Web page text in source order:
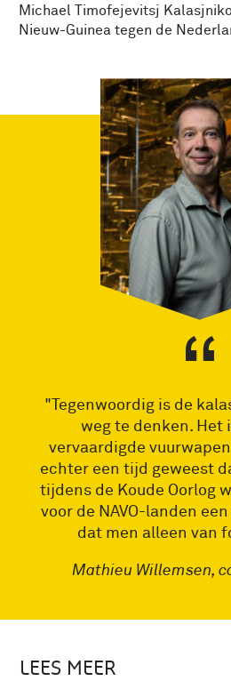
Michael Timofejevitsj
Nieuw-Guinea tegen de
"Tegenwoordig is de
weg te denken. Het
vervaardigde
echter een tijd geweest
tijdens de Koude Oorlog
voor de NAVO-landen
dat men alleen van
Mathieu Willemsen,
LEES MEER